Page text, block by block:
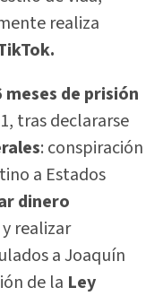
realiza
de prisión
tras declararse
: conspiración
a Estados
dinero
y realizar
a Joaquín
de la Ley